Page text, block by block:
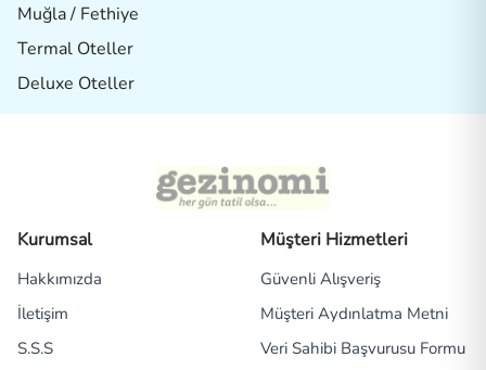
Muğla / Fethiye
Termal Oteller
Deluxe Oteller
Kurumsal
Hakkımızda
İletişim
S.S.S
Müşteri Hizmetleri
Güvenli Alışveriş
Müşteri Aydınlatma Metni
Veri Sahibi Başvurusu Formu